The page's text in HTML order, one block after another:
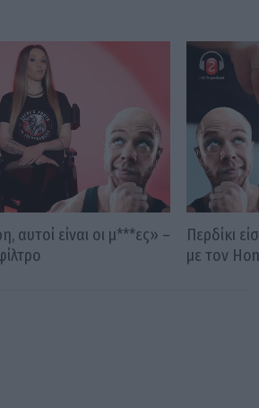
αυτοί είναι οι μ***ες» –
Περδίκι
με τον